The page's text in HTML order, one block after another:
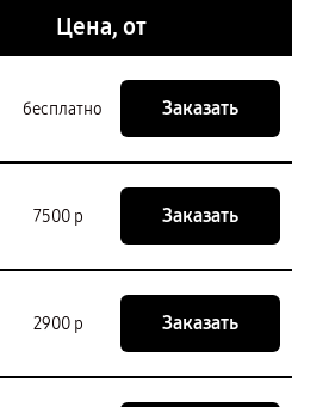
Цена, от
бесплатно Заказать
7500 р Заказать
2900 р Заказать